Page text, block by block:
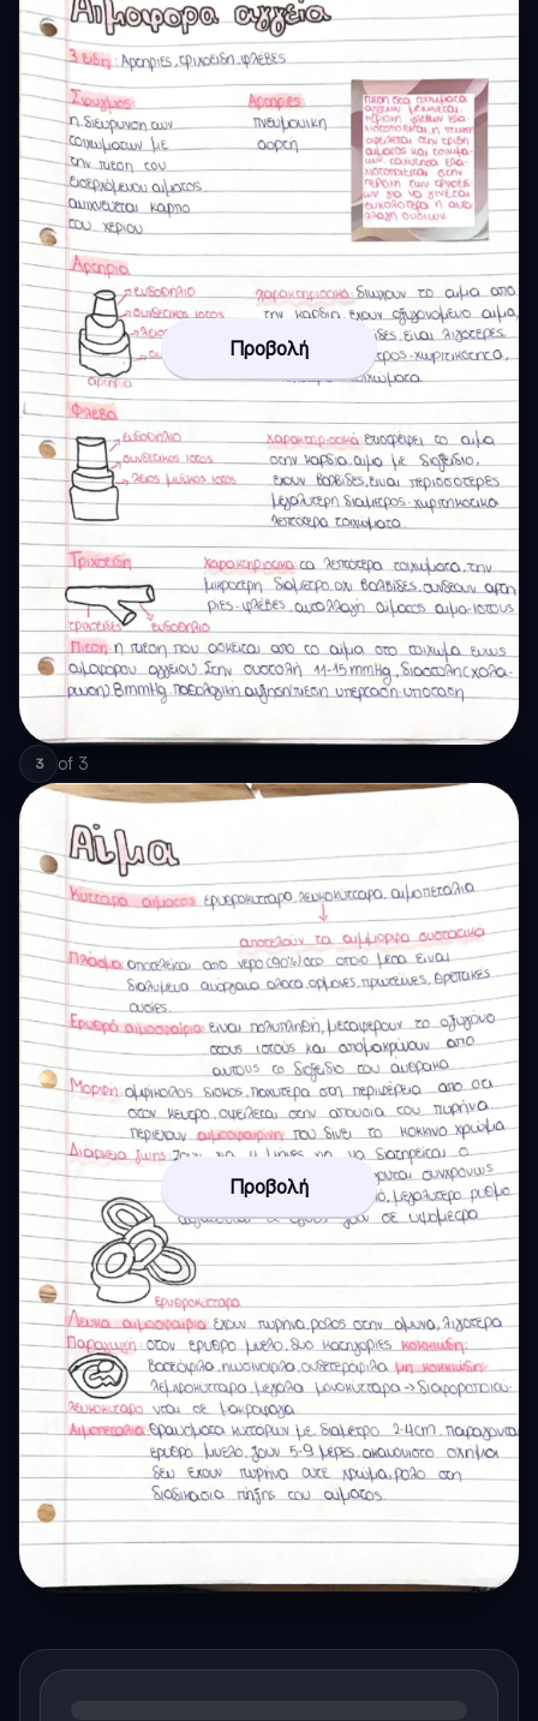
Προβολή
3 of 3
Προβολή